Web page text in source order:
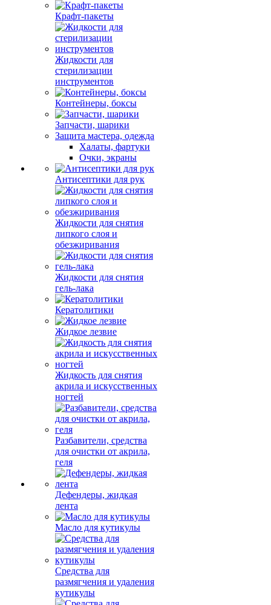
Крафт-пакеты
Жидкости для
стерилизации
инструментов
Контейнеры, боксы
Запчасти, шарики
Защита мастера, одежда
Халаты, фартуки
Очки, экраны
Антисептики для рук
Жидкости для снятия
липкого слоя и
обезжиривания
Жидкости для снятия
гель-лака
Кератолитики
Жидкое лезвие
Жидкость для снятия
акрила и искусственных
ногтей
Разбавители, средства
для очистки от акрила,
геля
Дефендеры, жидкая
лента
Масло для кутикулы
Средства для
размягчения и удаления
кутикулы